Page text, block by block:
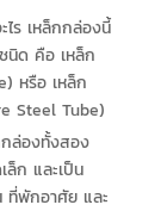
ไร เหล็กกล่องนี้
นิด คือ เหล็ก
หรือ เหล็ก
Steel Tube)
ล่องทั้งสอง
ล็ก และเป็น
ที่พักอาศัย และ